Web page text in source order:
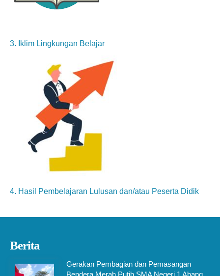
3. Iklim Lingkungan Belajar
4. Hasil Pembelajaran Lulusan dan/atau Peserta Didik
Berita
Gerakan Pembagian dan Pemasangan
Bendera Merah Putih SMA Negeri 1 Abang